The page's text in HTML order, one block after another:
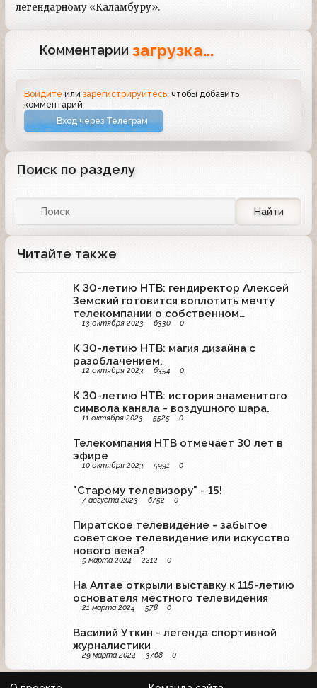
легендарному «Каламбуру».
Комментариизагрузка...
Войдите илизарегистрируйтесь , чтобы добавить
комментарий
Вход через Телеграм
Поиск по разделу
Найти
Читайте также
К 30-летию НТВ: гендиректор Алексей
Земский готовится воплотить мечту
телекомпании о собственном
телецентре.
13 октября 2023 6330 0
К 30-летию НТВ: магия дизайна с
разоблачением.
12 октября 2023 6354 0
К 30-летию НТВ: история знаменитого
символа канала - воздушного шара.
11 октября 2023 5525 0
Телекомпания НТВ отмечает 30 лет в
эфире
10 октября 2023 5991 0
"Старому телевизору" - 15!
7 августа 2023 6752 0
Пиратское телевидение - забытое
советское телевидение или искусство
нового века?
5 марта 2024 2212 0
На Алтае открыли выставку к 115-летию
основателя местного телевидения
21 марта 2024 578 0
Василий Уткин - легенда спортивной
журналистики
29 марта 2024 3768 0